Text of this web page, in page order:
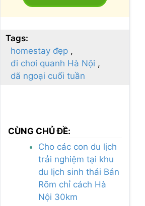
Tags:
homestay đẹp
đi chơi quanh Hà Nội
dã ngoại cuối tuần
CÙNG CHỦ ĐỀ:
Cho các con du lịch
trải nghiệm tại khu
du lịch sinh thái Bản
Rõm chỉ cách Hà
Nội 30km